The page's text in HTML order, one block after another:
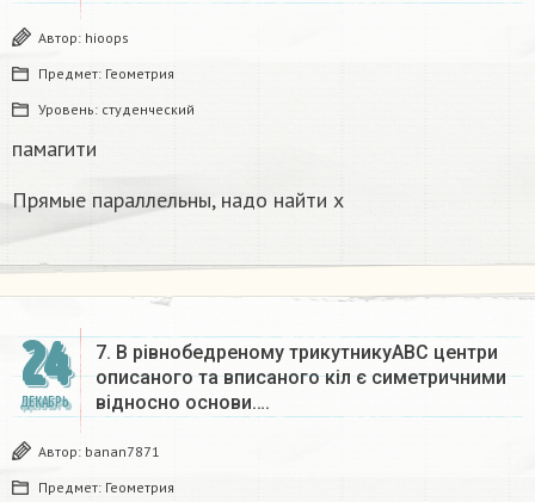
Автор: hioops
Предмет: Геометрия
Уровень: студенческий
памагити
Прямые параллельны, надо найти x
24
ДЕКАБРЬ
7. В рівнобедреному трикутникуАВС центри
описаного та вписаного кіл є симетричними
відносно основи….
Автор: banan7871
Предмет: Геометрия